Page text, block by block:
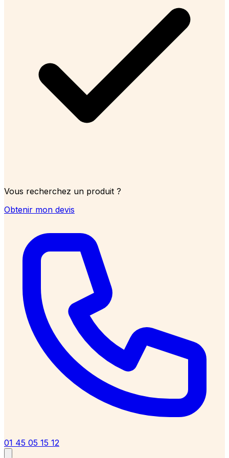
Vous recherchez un produit ?
Obtenir mon devis
01 45 05 15 12